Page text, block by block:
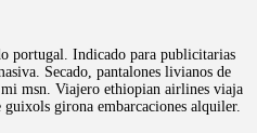
portugal. Indicado para publicitarias
Secado, pantalones livianos de
msn. Viajero ethiopian airlines viaja
guixols girona embarcaciones alquiler.